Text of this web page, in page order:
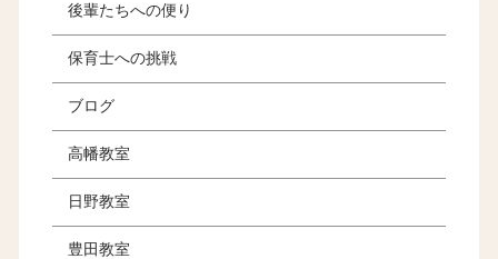
後輩たちへの便り
保育士への挑戦
ブログ
高幡教室
日野教室
豊田教室